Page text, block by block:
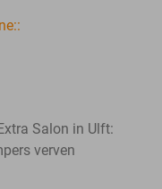
Salon in Ulft:
verven